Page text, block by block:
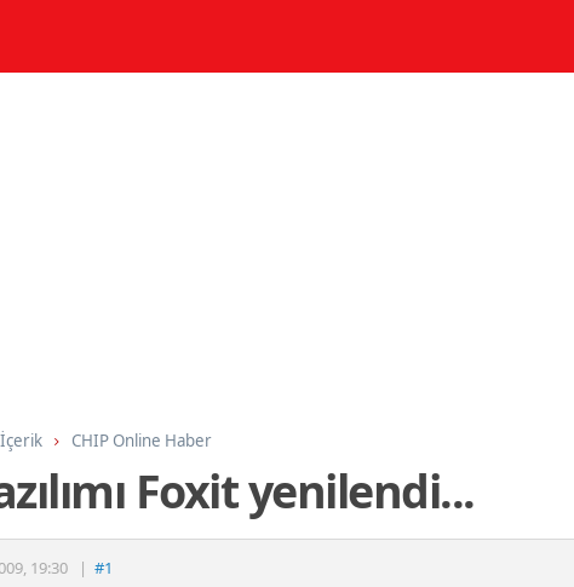
CHIP Online Haber
Foxit yenilendi...
, 19:30 | #1